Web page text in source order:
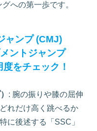
への第一歩です。
ャンプ (CMJ)
ントジャンプ
をチェック！
: 腕の振りや膝の屈伸
れだけ高く跳べるか
に後述する「SSC」